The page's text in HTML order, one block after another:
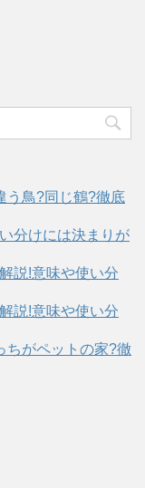
う鳥?同じ鶴?徹底
分けには決まりが
説!意味や使い分
説!意味や使い分
ちがペットの家?徹